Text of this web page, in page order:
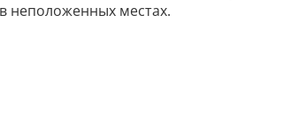
неположенных местах.